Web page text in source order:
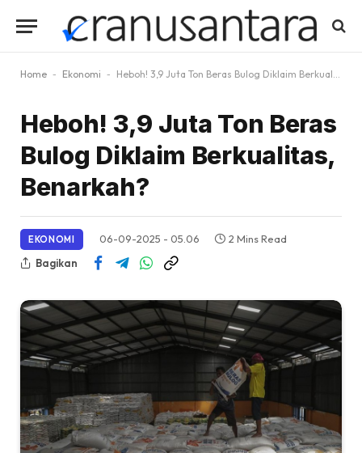
Home - Ekonomi - Heboh! 3,9 Juta Ton Beras Bulog Diklaim Berkualitas, Benarkah?
Heboh! 3,9 Juta Ton Beras
Bulog Diklaim Berkualitas,
Benarkah?
EKONOMI 06-09-2025 - 05.06
2 Mins Read
Bagikan